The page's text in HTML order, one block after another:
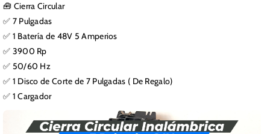
🧰 Cierra Circular
✅ 7 Pulgadas
✅ 1 Batería de 48V 5 Amperios
✅ 3900 Rp
✅ 50/60 Hz
✅ 1 Disco de Corte de 7 Pulgadas ( De Regalo)
✅ 1 Cargador